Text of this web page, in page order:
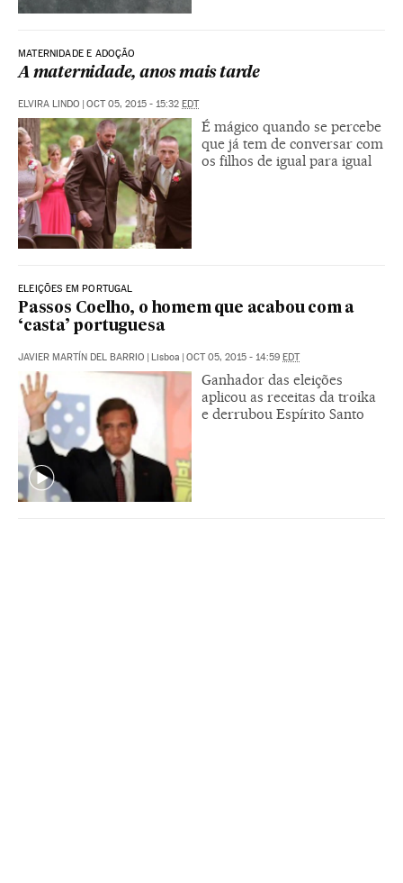
MATERNIDADE E ADOÇÃO
A maternidade, anos mais tarde
ELVIRA LINDO | OCT 05, 2015 - 15:32 EDT
É mágico quando se percebe
que já tem de conversar com
os filhos de igual para igual
ELEIÇÕES EM PORTUGAL
Passos Coelho, o homem que acabou com a
‘casta’ portuguesa
JAVIER MARTÍN DEL BARRIO | Lisboa | OCT 05, 2015 - 14:59 EDT
Ganhador das eleições
aplicou as receitas da troika
e derrubou Espírito Santo